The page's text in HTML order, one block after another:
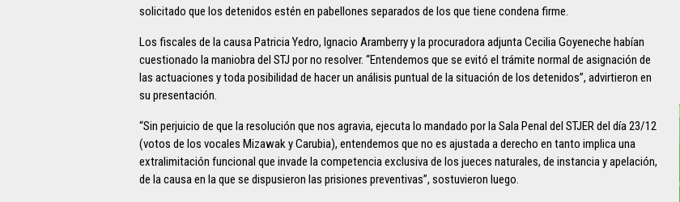
solicitado que los detenidos estén en pabellones separados de los que tiene condena firme.
Los fiscales de la causa Patricia Yedro, Ignacio Aramberry y la procuradora adjunta Cecilia Goyeneche habían
cuestionado la maniobra del STJ por no resolver. “Entendemos que se evitó el trámite normal de asignación de
las actuaciones y toda posibilidad de hacer un análisis puntual de la situación de los detenidos”, advirtieron en
su presentación.
“Sin perjuicio de que la resolución que nos agravia, ejecuta lo mandado por la Sala Penal del STJER del día 23/12
(votos de los vocales Mizawak y Carubia), entendemos que no es ajustada a derecho en tanto implica una
extralimitación funcional que invade la competencia exclusiva de los jueces naturales, de instancia y apelación,
de la causa en la que se dispusieron las prisiones preventivas”, sostuvieron luego.